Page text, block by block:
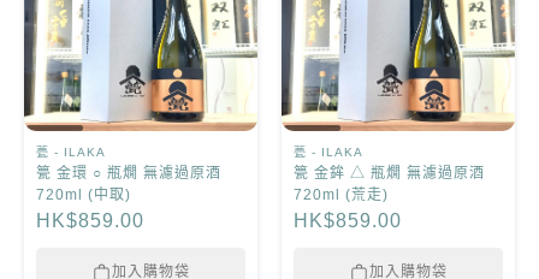
甍 - ILAKA
䉚 金環 ○ 瓶燗 無濾過原酒
720ml (中取)
HK$859.00
加入購物袋
甍 - ILAKA
䉚 金鉾 △ 瓶燗 無濾過原酒
720ml (荒走)
HK$859.00
加入購物袋